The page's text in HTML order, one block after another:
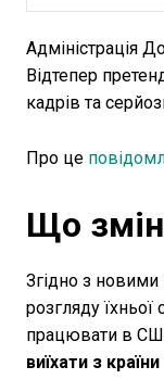
Адміністрація
Відтепер
кадрів та
Про це
Що
Згідно з новими
розгляду
працювати в
виїхати з